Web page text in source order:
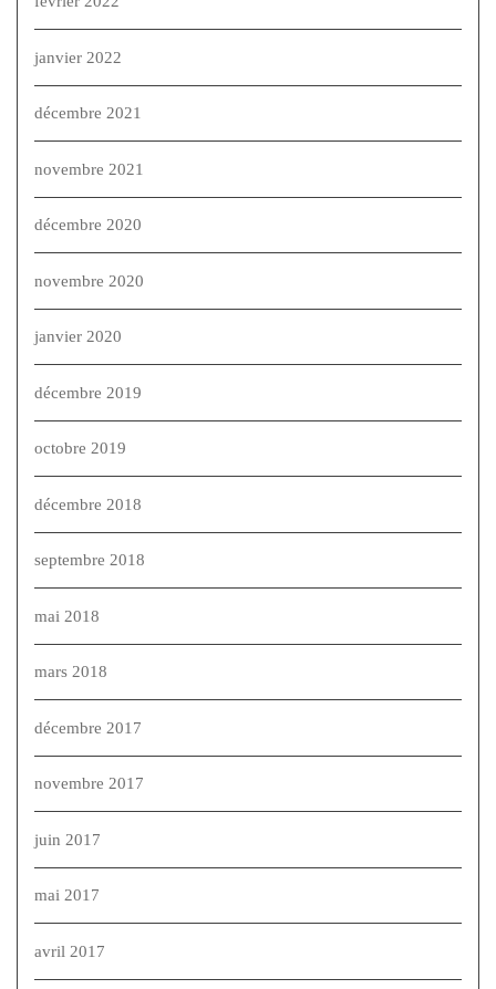
janvier 2022
décembre 2021
novembre 2021
décembre 2020
novembre 2020
janvier 2020
décembre 2019
octobre 2019
décembre 2018
septembre 2018
mai 2018
mars 2018
décembre 2017
novembre 2017
juin 2017
mai 2017
avril 2017